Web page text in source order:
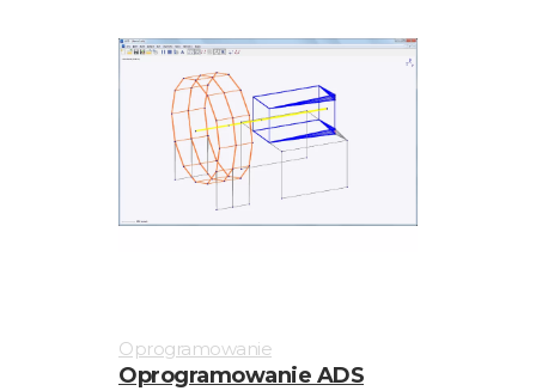
Oprogramowanie
Oprogramowanie ADS